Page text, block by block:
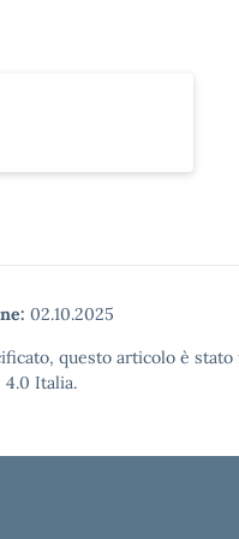
02.10.2025
questo articolo è
Italia.